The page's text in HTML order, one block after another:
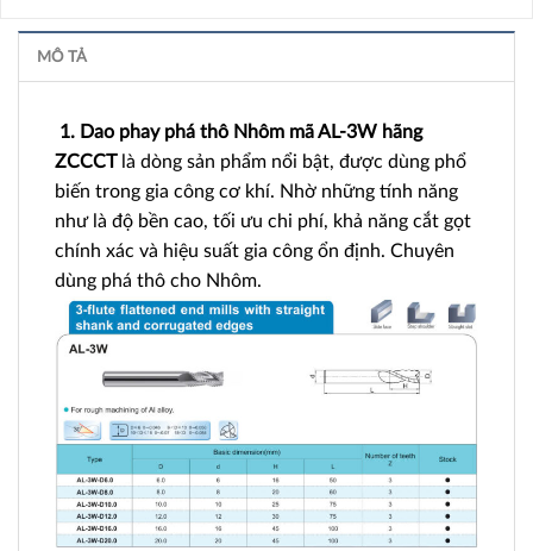
MÔ TẢ
1. Dao phay phá thô Nhôm mã AL-3W hãng
ZCCCT là dòng sản phẩm nổi bật, được dùng phổ
biến trong gia công cơ khí. Nhờ những tính năng
như là độ bền cao, tối ưu chi phí, khả năng cắt gọt
chính xác và hiệu suất gia công ổn định. Chuyên
dùng phá thô cho Nhôm.